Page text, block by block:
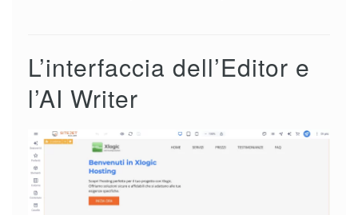
L’interfaccia dell’Editor e
l’AI Writer